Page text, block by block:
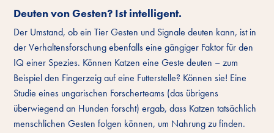
Deuten von Gesten? Ist intelligent.
Der Umstand, ob ein Tier Gesten und Signale deuten kann, ist in
der Verhaltensforschung ebenfalls eine gängiger Faktor für den
IQ einer Spezies. Können Katzen eine Geste deuten – zum
Beispiel den Fingerzeig auf eine Futterstelle? Können sie! Eine
Studie eines ungarischen Forscherteams (das übrigens
überwiegend an Hunden forscht) ergab, dass Katzen tatsächlich
menschlichen Gesten folgen können, um Nahrung zu finden.